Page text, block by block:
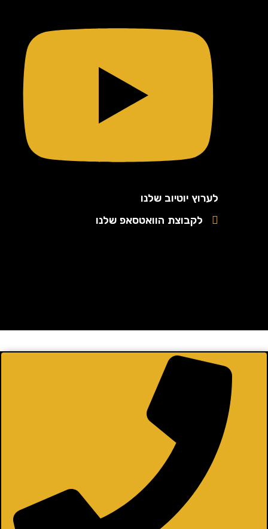
לערוץ יוטיוב שלנו
לקבוצת הוואטסאפ שלנו